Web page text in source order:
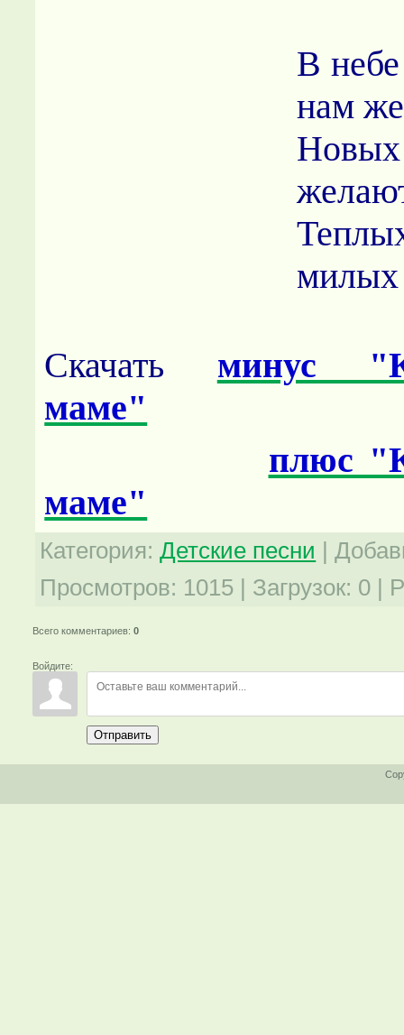
В небе
нам
милых
Скачать минус
маме"
плюс
маме"
Категория: Детские песни |
Просмотров: 1015 | Загрузок: 0 |
Всего комментариев:0
Войдите:
Отправить